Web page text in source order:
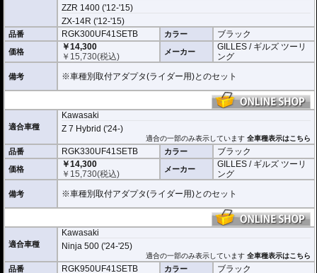
ZZR 1400 ('12-'15)
ZX-14R ('12-'15)
品番 RGK300UF41SETB カラー ブラック
価格
￥14,300
￥ 15,730(税込) メーカー
GILLES / ギルズ ツーリ
ング
備考 ※車種別取付アダプタ(ライダー用)とのセット
適合車種
Kawasaki
Z 7 Hybrid ('24-)
適合の一部のみ表示しています全車種表示はこちら
品番 RGK330UF41SETB カラー ブラック
価格
￥14,300
￥ 15,730(税込) メーカー
GILLES / ギルズ ツーリ
ング
備考 ※車種別取付アダプタ(ライダー用)とのセット
適合車種
Kawasaki
Ninja 500 ('24-'25)
適合の一部のみ表示しています全車種表示はこちら
品番 RGK950UF41SETB カラー ブラック